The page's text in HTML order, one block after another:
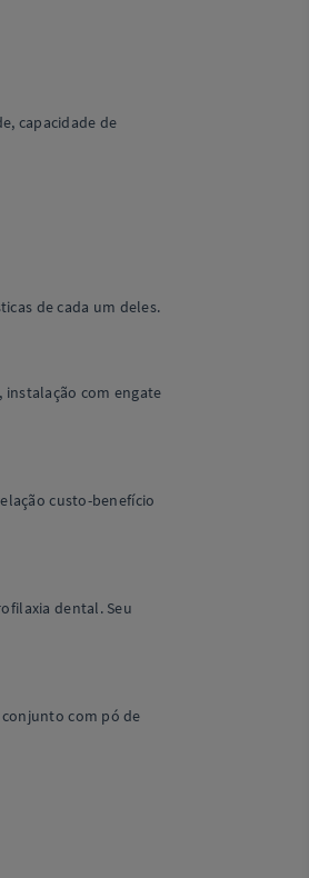
capacidade de
de cada um deles.
com engate
custo-benefício
dental. Seu
com pó de